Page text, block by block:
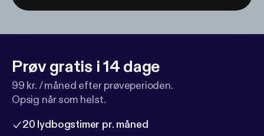
Prøv gratis i 14 dage
99 kr. / måned efter prøveperioden.
Opsig når som helst.
20 lydbogstimer pr. måned